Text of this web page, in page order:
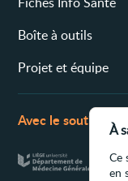
Boîte à outils
Projet et équipe
Avec le soutien de
À
Ce
en